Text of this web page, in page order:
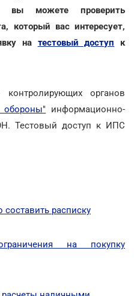
вы можете проверить
который вас интересует,
на тестовый доступ к
контролирующих органов
обороны" информационно-
Тестовый доступ к ИПС
расписку
на покупку